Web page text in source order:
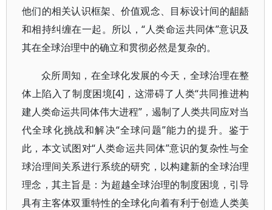
他们的相关认识框架、价值观念、目标设计间的龃龉
和相持纠缠在一起。所以，“人类命运共同体”意识及
其在全球治理中的确立和贯彻必然是复杂的。
众所周知，在全球化发展的今天，全球治理在整
体上陷入了制度困境[4]，这滞碍了人类“共同推进构
建人类命运共同体伟大进程”，遏制了人类共同应对当
代全球化挑战和解决“全球问题”能力的提升。鉴于
此，本文试图对“人类命运共同体”意识的复杂性与全
球治理间关系进行系统的研究，以构建新的全球治理
理念，其主旨是：为超越全球治理的制度困境，引导
具有主客体双重特性的全球化向着有利于创造人类美